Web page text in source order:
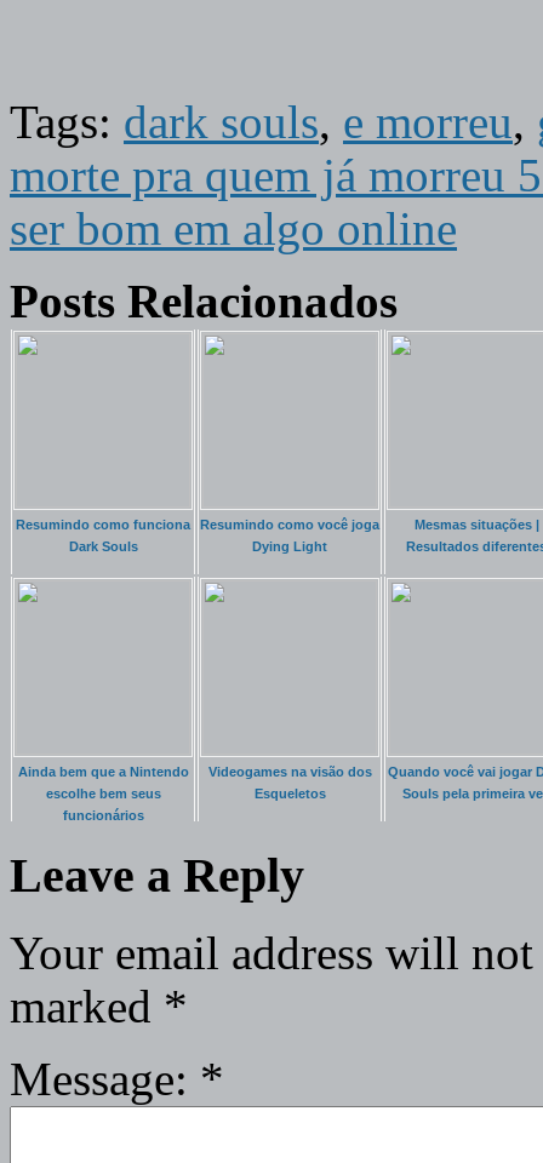
Tags: dark souls, e morreu,
morte pra quem já morreu
ser bom em algo online
Posts Relacionados
Resumindo como funciona
Dark Souls
Resumindo como você joga
Dying Light
Mesmas situações |
Resultados
Ainda bem que a Nintendo
escolhe bem seus
funcionários
Videogames na visão dos
Esqueletos
Quando você vai jogar
Souls pela primeira
Leave a Reply
Your email address will
marked *
Message: *